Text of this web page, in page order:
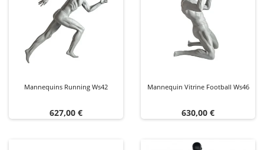
Mannequins Running Ws42
Prix
627,00 €
Mannequin Vitrine Football Ws46
Prix
630,00 €